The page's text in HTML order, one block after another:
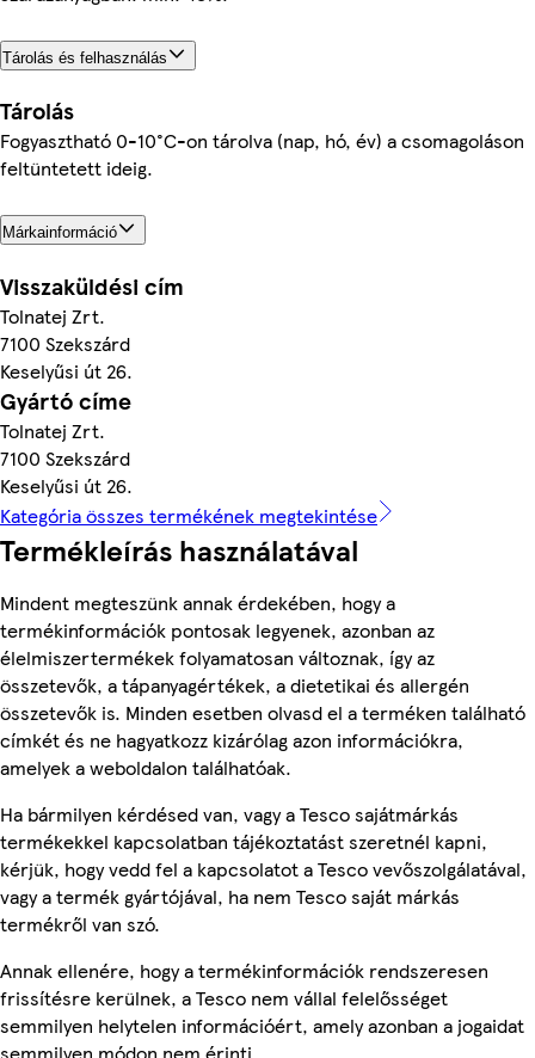
Tárolás és felhasználás
Tárolás
Fogyasztható 0-10°C-on tárolva (nap, hó, év) a csomagoláson
feltüntetett ideig.
Márkainformáció
Visszaküldési cím
Tolnatej Zrt.
7100 Szekszárd
Keselyűsi út 26.
Gyártó címe
Tolnatej Zrt.
7100 Szekszárd
Keselyűsi út 26.
Kategória összes termékének megtekintése
Termékleírás használatával
Mindent megteszünk annak érdekében, hogy a
termékinformációk pontosak legyenek, azonban az
élelmiszertermékek folyamatosan változnak, így az
összetevők, a tápanyagértékek, a dietetikai és allergén
összetevők is. Minden esetben olvasd el a terméken található
címkét és ne hagyatkozz kizárólag azon információkra,
amelyek a weboldalon találhatóak.
Ha bármilyen kérdésed van, vagy a Tesco sajátmárkás
termékekkel kapcsolatban tájékoztatást szeretnél kapni,
kérjük, hogy vedd fel a kapcsolatot a Tesco vevőszolgálatával,
vagy a termék gyártójával, ha nem Tesco saját márkás
termékről van szó.
Annak ellenére, hogy a termékinformációk rendszeresen
frissítésre kerülnek, a Tesco nem vállal felelősséget
semmilyen helytelen információért, amely azonban a jogaidat